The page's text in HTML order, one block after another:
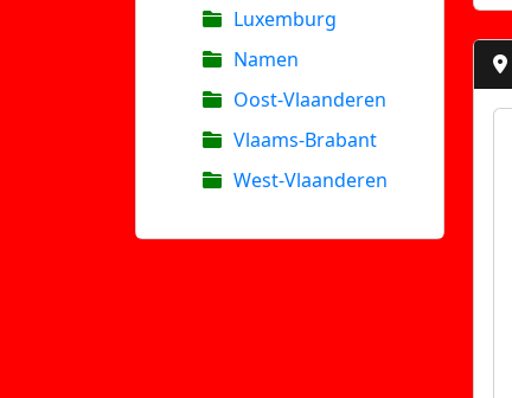
Luxemburg
Namen
Oost-Vlaanderen
Vlaams-Brabant
West-Vlaanderen